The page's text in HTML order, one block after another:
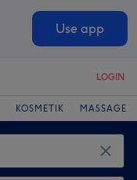
Use app
LOGIN
KOSMETIK MASSAGE